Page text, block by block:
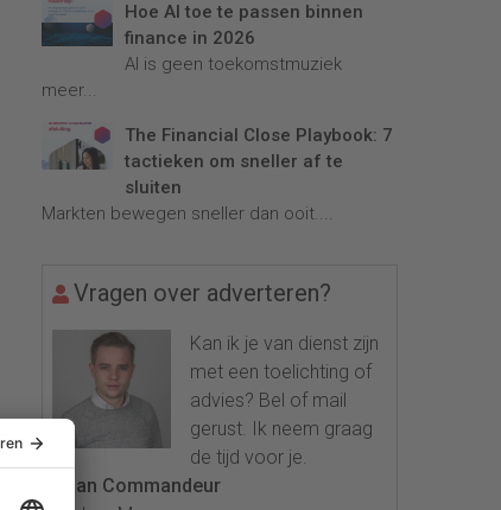
Hoe AI toe te passen binnen
finance in 2026
AI is geen toekomstmuziek
meer...
The Financial Close Playbook: 7
tactieken om sneller af te
sluiten
Markten bewegen sneller dan ooit....
Vragen over adverteren?
Kan ik je van dienst zijn
met een toelichting of
advies? Bel of mail
gerust. Ik neem graag
de tijd voor je.
Daan Commandeur